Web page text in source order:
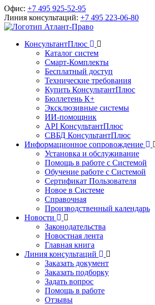
Офис: +7 495 925-52-95
Линия консультаций: +7 495 223-06-80
КонсультантПлюс
Каталог систем
Смарт-Комплекты
Бесплатный доступ
Технические требования
Купить КонсультантПлюс
Бюллетень К+
Эксклюзивные системы
ИИ-помощник
API КонсультантПлюс
СВБД КонсультантПлюс
Информационное сопровождение
Установка и обслуживание
Помощь в работе с Системой
Обучение работе с Системой
Сертификат Пользователя
Новое в Системе
Справочная
Производственный календарь
Новости
Законодательства
Новостная лента
Главная книга
Линия консультаций
Заказать документ
Заказать подборку
Задать вопрос
Помощь в работе
Отзывы